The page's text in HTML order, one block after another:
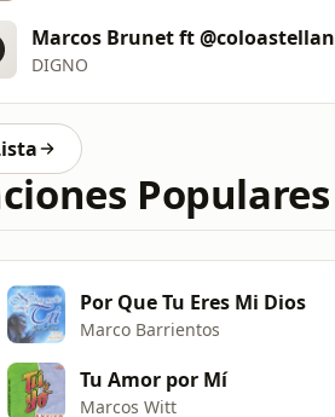
Marcos Brunet ft @coloastellan
DIGNO
Populares
Por Que Tu Eres Mi Dios
Marco Barrientos
Tu Amor por Mí
Marcos Witt